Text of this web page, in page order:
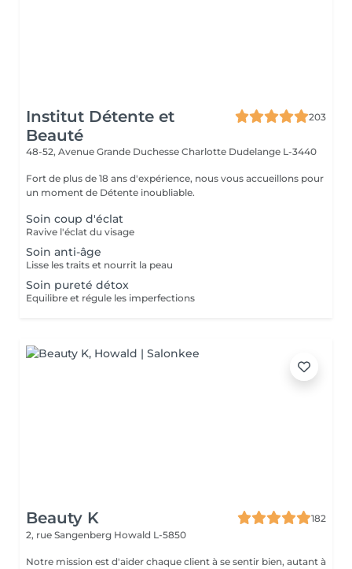
Institut Détente et
Beauté
203
48-52, Avenue Grande Duchesse Charlotte Dudelange L-3440
Fort de plus de 18 ans d'expérience, nous vous accueillons pour
un moment de Détente inoubliable.
Soin coup d'éclat
Ravive l'éclat du visage
Soin anti-âge
Lisse les traits et nourrit la peau
Soin pureté détox
Equilibre et régule les imperfections
Beauty K
182
2, rue Sangenberg Howald L-5850
Notre mission est d'aider chaque client à se sentir bien, autant à